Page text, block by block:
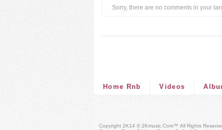
Sorry, there are no comments in your
Home Rnb Videos
Copyright 2K14 © 2Kmusic.com™ All Rights